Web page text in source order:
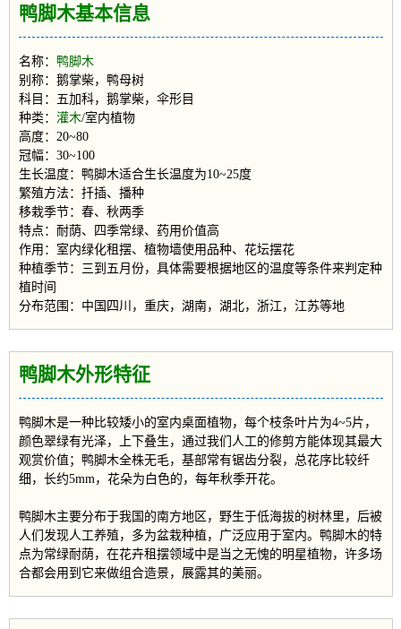
鸭脚木基本信息
名称： 鸭脚木
别称：鹅掌柴，鸭母树
科目：五加科，鹅掌柴，伞形目
种类： 灌木/室内植物
高度：20~80
冠幅：30~100
生长温度：鸭脚木适合生长温度为10~25度
繁殖方法：扦插、播种
移栽季节：春、秋两季
特点：耐荫、四季常绿、药用价值高
作用：室内绿化租摆、植物墙使用品种、花坛摆花
种植季节：三到五月份，具体需要根据地区的温度等条件来判定种
植时间
分布范围：中国四川，重庆，湖南，湖北，浙江，江苏等地
鸭脚木外形特征
鸭脚木是一种比较矮小的室内桌面植物，每个枝条叶片为4~5片，
颜色翠绿有光泽，上下叠生，通过我们人工的修剪方能体现其最大
观赏价值；鸭脚木全株无毛，基部常有锯齿分裂，总花序比较纤
细，长约5mm，花朵为白色的，每年秋季开花。
鸭脚木主要分布于我国的南方地区，野生于低海拔的树林里，后被
人们发现人工养殖，多为盆栽种植，广泛应用于室内。鸭脚木的特
点为常绿耐荫，在花卉租摆领域中是当之无愧的明星植物，许多场
合都会用到它来做组合造景，展露其的美丽。